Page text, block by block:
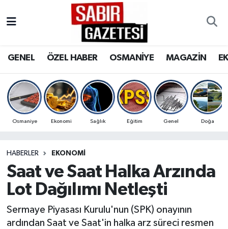
GENEL ÖZEL HABER OSMANİYE MAGAZİN
Osmaniye Ekonomi Sağlık Eğitim Genel Doğa
HABERLER EKONOMI
Saat ve Saat Halka Arzında
Lot Dağılımı Netleşti
Sermaye Piyasası Kurulu'nun (SPK) onayının
ardından Saat ve Saat'in halka arz süreci resmen
OSMANİYE
MAGAZİN
SPOR
RESMİ İLANLAR
Osmaniye Nöbetçi Eczaneler
Osmaniye Trafik Yoğunluk Haritası
Süper Lig Puan Durumu ve Fikstür
Son Dakika Haberleri
Haber Arşivi